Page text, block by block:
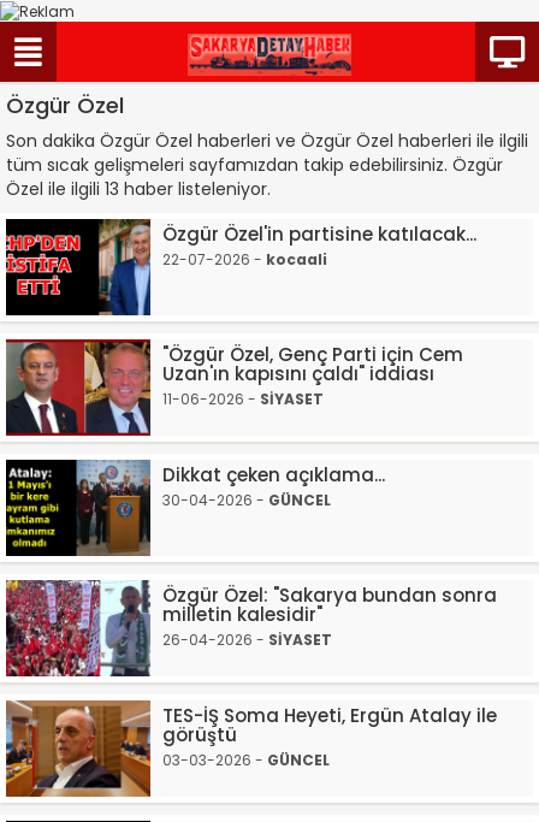
Özgür Özel
Son dakika Özgür Özel haberleri ve Özgür Özel haberleri ile ilgili
tüm sıcak gelişmeleri sayfamızdan takip edebilirsiniz. Özgür
Özel ile ilgili 13 haber listeleniyor.
Özgür Özel'in partisine katılacak...
22-07-2026 - kocaali
"Özgür Özel, Genç Parti için Cem
Uzan'ın kapısını çaldı" iddiası
11-06-2026 - SİYASET
Dikkat çeken açıklama...
30-04-2026 - GÜNCEL
Özgür Özel: "Sakarya bundan sonra
milletin kalesidir"
26-04-2026 - SİYASET
TES-İŞ Soma Heyeti, Ergün Atalay ile
görüştü
03-03-2026 - GÜNCEL